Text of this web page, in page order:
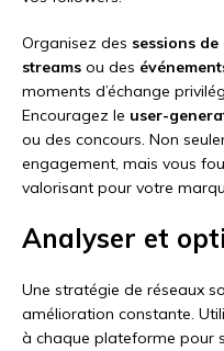
Organisez des sessions
streams ou des
moments d’échange
Encouragez le user-
ou des concours. Non
engagement, mais vous
valorisant pour votre
Analyser et
Une stratégie de réseaux
amélioration constante.
à chaque plateforme pour